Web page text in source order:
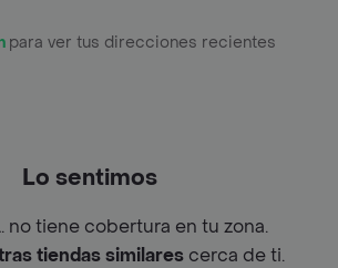
para ver tus direcciones recientes
Lo sentimos
no tiene cobertura en tu zona.
tiendas similarescerca de ti.